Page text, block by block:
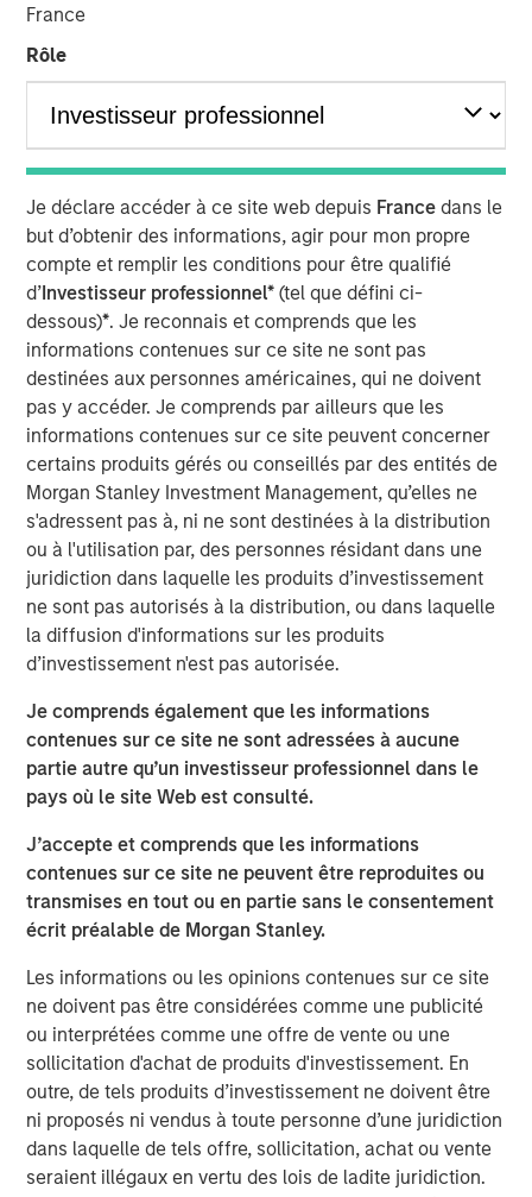
France
Rôle
Je déclare accéder à ce site web depuis France dans le
but d’obtenir des informations, agir pour mon propre
compte et remplir les conditions pour être qualifié
d’Investisseur professionnel*(tel que défini ci-
dessous)*. Je reconnais et comprends que les
informations contenues sur ce site ne sont pas
destinées aux personnes américaines, qui ne doivent
pas y accéder. Je comprends par ailleurs que les
informations contenues sur ce site peuvent concerner
certains produits gérés ou conseillés par des entités de
Morgan Stanley Investment Management, qu’elles ne
s'adressent pas à, ni ne sont destinées à la distribution
ou à l'utilisation par, des personnes résidant dans une
juridiction dans laquelle les produits d’investissement
ne sont pas autorisés à la distribution, ou dans laquelle
la diffusion d'informations sur les produits
d’investissement n'est pas autorisée.
Je comprends également que les informations
contenues sur ce site ne sont adressées à aucune
partie autre qu’un investisseur professionnel dans le
pays où le site Web est consulté.
J’accepte et comprends que les informations
contenues sur ce site ne peuvent être reproduites ou
transmises en tout ou en partie sans le consentement
écrit préalable de Morgan Stanley.
Les informations ou les opinions contenues sur ce site
ne doivent pas être considérées comme une publicité
ou interprétées comme une offre de vente ou une
sollicitation d'achat de produits d'investissement. En
outre, de tels produits d’investissement ne doivent être
ni proposés ni vendus à toute personne d’une juridiction
dans laquelle de tels offre, sollicitation, achat ou vente
seraient illégaux en vertu des lois de ladite juridiction.
désormais plus prudentes, les marchés obligataires ont
de taux. Les rendements des marchés développés ont
investisseurs ont en effet réduit leurs anticipations de
baisses de taux et surveillent de près l’augmentation des
primes de terme. Aux États-Unis, la Réserve fédérale a
réduit ses taux de 25 points de base (pb) et a réitéré sa
dépendance aux données, ce qui a calmé les tensions
sur les taux courts, alors que l’augmentation mondiale
des rendements a propulsé à la hausse les titres à
échéances longues. En Europe, la Banque centrale
européenne a laissé ses taux inchangés, mais le
durcissement de son discours a entraîné une hausse de
près de 20 pb des rendements des Bunds à 10 ans. Les
autres politiques monétaires évoluent en ordre dispersé :
la Banque du Japon a relevé ses taux et la Banque
d’Angleterre a abaissé les siens, tout en adoptant un ton
jugé plus restrictif. Sur les marchés des changes, le dollar
s’est légèrement déprécié au cours du mois, la couronne
suédoise et le dollar canadien ont surperformé et le yen
japonais a perdu du terrain.
Malgré la remontée des rendements des emprunts d’État,
positive. Les spreads des titres Investment Grade (IG) se
sont légèrement resserrés, sous l’effet de la dynamique
des flux en fin d’année, des émissions primaires limitées
et d’une demande continue de portage. Le crédit
High Yield ont enregistré leur meilleur mois du quatrième
trimestre, grâce à l’appétence accrue pour le risque, à
une configuration technique favorable et à des taux de
défaut modérés. Malgré des émissions primaires
robustes, les obligations convertibles ont sous-performé,
pénalisées par la volatilité accrue des actions liées aux
cryptomonnaies.
Les marchés titrisés ont été parmi les plus performants
en décembre 2025. Les spread des MBS d’agences se
sont sensiblement resserrés, la courbe des taux s'étant
pentifiée et les valorisations restant attractives par
rapport à d’autres segments obligataires de base. La